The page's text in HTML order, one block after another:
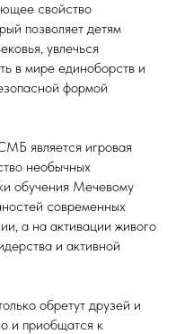
свойство
позволяет детям
увлечься
в мире единоборств и
формой
является игровая
необычных
обучения Мечевому
современных
а на активации живого
и активной
обретут друзей и
и приобщатся к